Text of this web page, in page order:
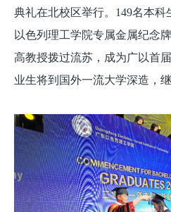
典礼在北校区举行。149名本
以色列理工学院专属金属纪念
高教授拨过流苏，成为广以首
业生将到国外一流大学深造，